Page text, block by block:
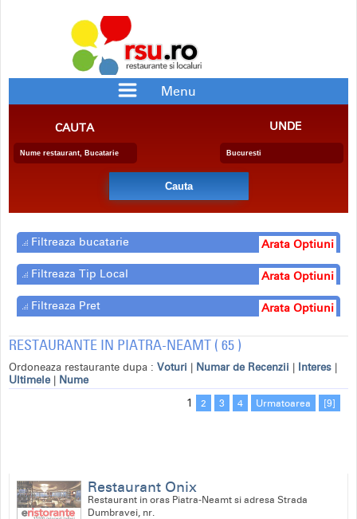
Menu
BAR/PUB
RESTAURANTE CU SPECIFIC
PENSIUNE
BERARIE
SALA EVENIMENTE
FAST FOOD
CATERING
CAUTA UNDE
Filtreaza bucatarie Arata Optiuni
Filtreaza Tip Local Arata Optiuni
Filtreaza Pret Arata Optiuni
RESTAURANTE IN PIATRA-NEAMT ( 65 )
Ordoneaza restaurante dupa : Voturi | Numar de Recenzii | Interes |
Ultimele | Nume
1 2 3 4 Urmatoarea [9]
Restaurant Onix
Restaurant in oras Piatra-Neamt si adresa Strada
Dumbravei, nr.